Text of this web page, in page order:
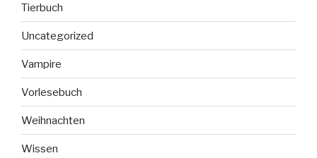
Tierbuch
Uncategorized
Vampire
Vorlesebuch
Weihnachten
Wissen